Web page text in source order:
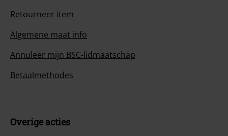
Retourneer item
Algemene maat info
Annuleer mijn BSC-lidmaatschap
Betaalmethodes
Overige acties